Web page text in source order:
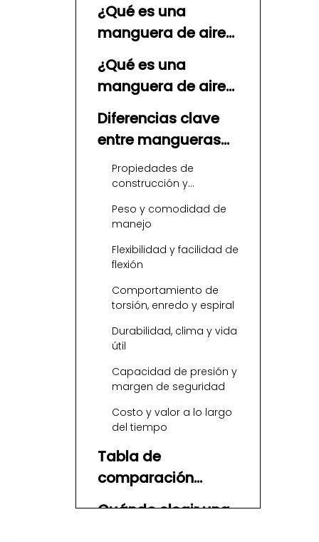
¿Qué es una
manguera de aire
híbrida?
¿Qué es una
manguera de aire
de goma?
Diferencias clave
entre mangueras
de aire híbridas y
de goma
Propiedades de
construcción y
Peso y comodidad de
manejo
Flexibilidad y facilidad de
flexión
Comportamiento de
torsión, enredo y espiral
Durabilidad, clima y vida
útil
Capacidad de presión y
margen de seguridad
Costo y valor a lo largo
del tiempo
Tabla de
comparación
rápida: mangueras
Cuándo elegir una